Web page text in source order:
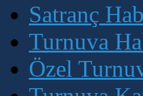
Satranç
Turnuva
Özel